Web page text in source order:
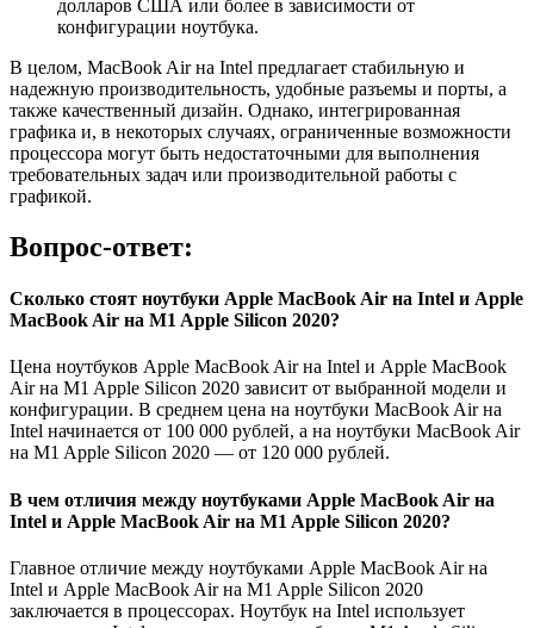
долларов США или более в зависимости от
конфигурации ноутбука.
В целом, MacBook Air на Intel предлагает стабильную и
надежную производительность, удобные разъемы и порты, а
также качественный дизайн. Однако, интегрированная
графика и, в некоторых случаях, ограниченные возможности
процессора могут быть недостаточными для выполнения
требовательных задач или производительной работы с
графикой.
Вопрос-ответ:
Сколько стоят ноутбуки Apple MacBook Air на Intel и Apple
MacBook Air на M1 Apple Silicon 2020?
Цена ноутбуков Apple MacBook Air на Intel и Apple MacBook
Air на M1 Apple Silicon 2020 зависит от выбранной модели и
конфигурации. В среднем цена на ноутбуки MacBook Air на
Intel начинается от 100 000 рублей, а на ноутбуки MacBook Air
на M1 Apple Silicon 2020 — от 120 000 рублей.
В чем отличия между ноутбуками Apple MacBook Air на
Intel и Apple MacBook Air на M1 Apple Silicon 2020?
Главное отличие между ноутбуками Apple MacBook Air на
Intel и Apple MacBook Air на M1 Apple Silicon 2020
заключается в процессорах. Ноутбук на Intel использует